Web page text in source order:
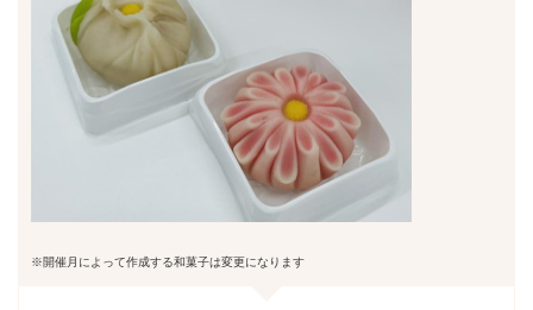
※開催月によって作成する和菓子は変更になります